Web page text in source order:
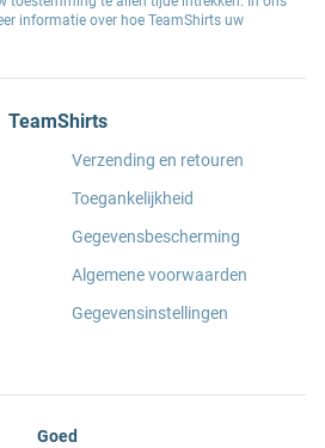
informatie over hoe TeamShirts uw
TeamShirts
Verzending en retouren
Toegankelijkheid
Gegevensbescherming
Algemene voorwaarden
Gegevensinstellingen
Goed